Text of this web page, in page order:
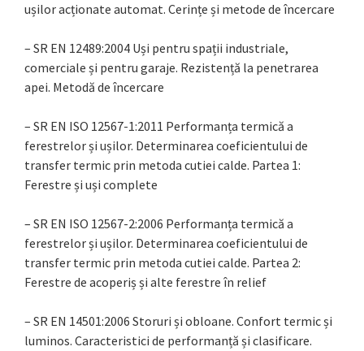
ușilor acționate automat. Cerințe și metode de încercare
– SR EN 12489:2004 Uși pentru spații industriale,
comerciale și pentru garaje. Rezistență la penetrarea
apei. Metodă de încercare
– SR EN ISO 12567-1:2011 Performanța termică a
ferestrelor și ușilor. Determinarea coeficientului de
transfer termic prin metoda cutiei calde. Partea 1:
Ferestre și uși complete
– SR EN ISO 12567-2:2006 Performanța termică a
ferestrelor și ușilor. Determinarea coeficientului de
transfer termic prin metoda cutiei calde. Partea 2:
Ferestre de acoperiș și alte ferestre în relief
– SR EN 14501:2006 Storuri și obloane. Confort termic și
luminos. Caracteristici de performanță și clasificare.